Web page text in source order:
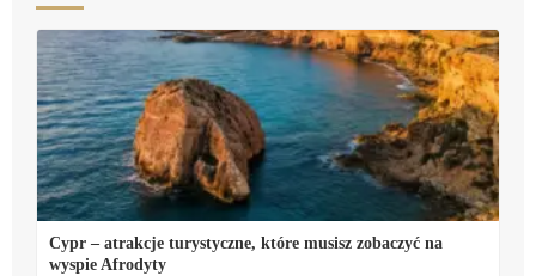
Cypr – atrakcje turystyczne, które musisz zobaczyć na
wyspie Afrodyty